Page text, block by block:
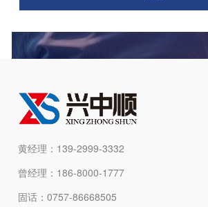
黄经理：139-2999-3332
曾经理：186-8000-1777
固话：0757-86668505